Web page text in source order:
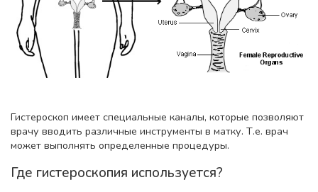
Гистероскоп имеет специальные каналы, которые позволяют
врачу вводить различные инструменты в матку. Т.е. врач
может выполнять определенные процедуры.
Где гистероскопия используется?